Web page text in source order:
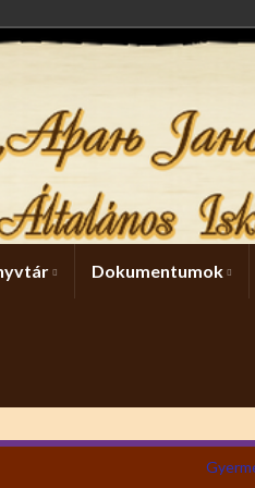
Dokumentumok